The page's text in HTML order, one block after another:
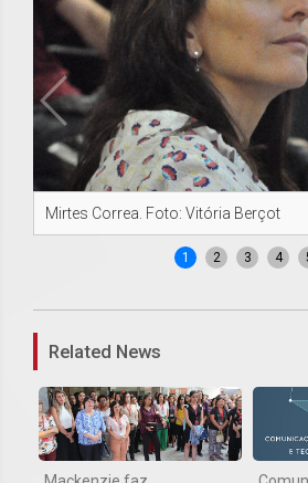
Mirtes Correa. Foto: Vitória Berçot
1 2 3 4
Related News